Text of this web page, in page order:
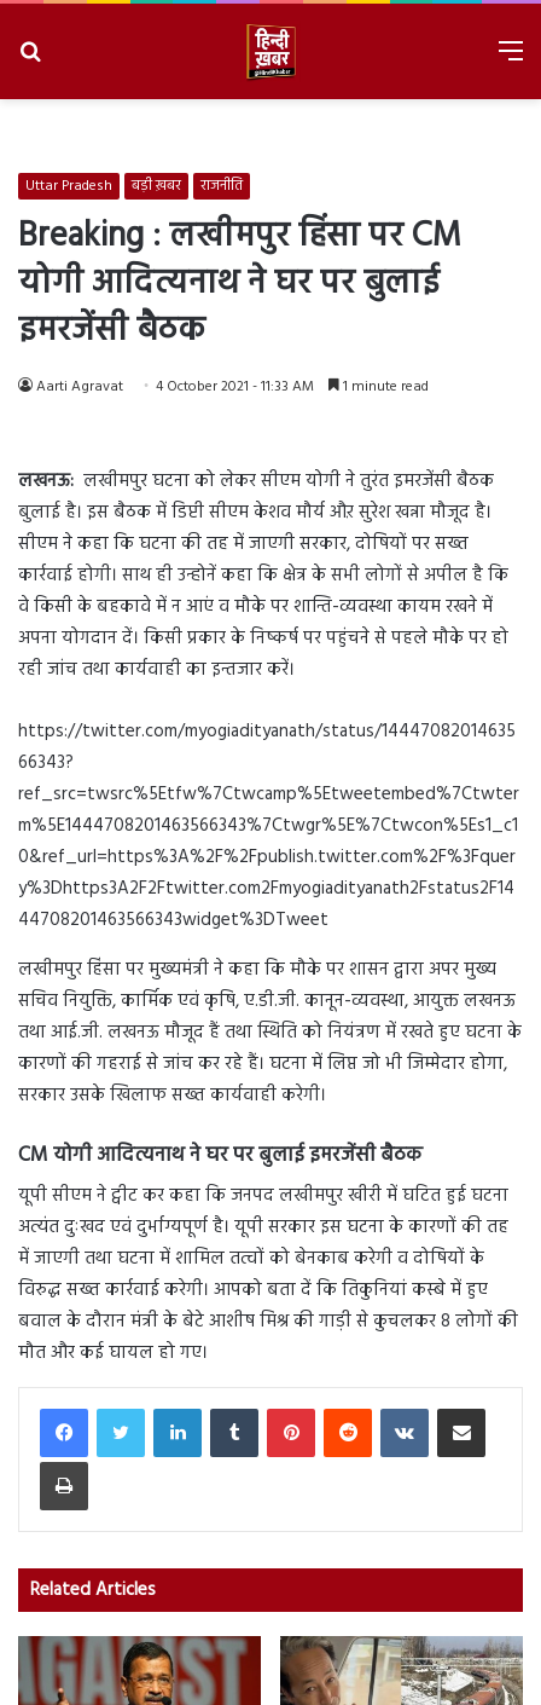
Uttar Pradesh बड़ी ख़बर राजनीति
Breaking : लखीमपुर हिंसा पर CM
योगी आदित्यनाथ ने घर पर बुलाई
इमरजेंसी बैठक
Aarti Agravat 4 October 2021 - 11:33 AM 1 minute read
लखनऊ: लखीमपुर घटना को लेकर सीएम योगी ने तुरंत इमरजेंसी बैठक
बुलाई है। इस बैठक में डिप्टी सीएम केशव मौर्य औऱ सुरेश खन्ना मौजूद है।
सीएम ने कहा कि घटना की तह में जाएगी सरकार, दोषियों पर सख्त
कार्रवाई होगी। साथ ही उन्होनें कहा कि क्षेत्र के सभी लोगों से अपील है कि
वे किसी के बहकावे में न आएं व मौके पर शान्ति-व्यवस्था कायम रखने में
अपना योगदान दें। किसी प्रकार के निष्कर्ष पर पहुंचने से पहले मौके पर हो
रही जांच तथा कार्यवाही का इन्तजार करें।
https://twitter.com/myogiadityanath/status/14447082014635
66343?
ref_src=twsrc%5Etfw%7Ctwcamp%5Etweetembed%7Ctwter
m%5E1444708201463566343%7Ctwgr%5E%7Ctwcon%5Es1_c1
0&ref_url=https%3A%2F%2Fpublish.twitter.com%2F%3Fquer
y%3Dhttps3A2F2Ftwitter.com2Fmyogiadityanath2Fstatus2F14
44708201463566343widget%3DTweet
लखीमपुर हिंसा पर मुख्यमंत्री ने कहा कि मौके पर शासन द्वारा अपर मुख्य
सचिव नियुक्ति, कार्मिक एवं कृषि, ए.डी.जी. कानून-व्यवस्था, आयुक्त लखनऊ
तथा आई.जी. लखनऊ मौजूद हैं तथा स्थिति को नियंत्रण में रखते हुए घटना के
कारणों की गहराई से जांच कर रहे हैं। घटना में लिप्त जो भी जिम्मेदार होगा,
सरकार उसके खिलाफ सख्त कार्यवाही करेगी।
CM योगी आदित्यनाथ ने घर पर बुलाई इमरजेंसी बैठक
यूपी सीएम ने ट्वीट कर कहा कि जनपद लखीमपुर खीरी में घटित हुई घटना
अत्यंत दुःखद एवं दुर्भाग्यपूर्ण है। यूपी सरकार इस घटना के कारणों की तह
में जाएगी तथा घटना में शामिल तत्वों को बेनकाब करेगी व दोषियों के
विरुद्ध सख्त कार्रवाई करेगी। आपको बता दें कि तिकुनियां कस्बे में हुए
बवाल के दौरान मंत्री के बेटे आशीष मिश्र की गाड़ी से कुचलकर 8 लोगों की
मौत और कई घायल हो गए।
LinkedInTumblr PinterestReddit VKontakteShare via Email
Print
Related Articles